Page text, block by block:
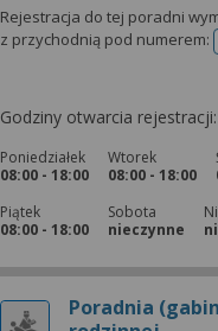
Rejestracja do tej poradni
z przychodnią pod numerem:
Godziny otwarcia rejestracji:
Poniedziałek
08:00 - 18:00
Wtorek
08:00 - 18:00
Piątek
08:00 - 18:00
Sobota
nieczynne
Poradnia